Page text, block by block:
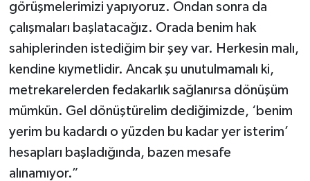
görüşmelerimizi yapıyoruz. Ondan sonra da
çalışmaları başlatacağız. Orada benim hak
sahiplerinden istediğim bir şey var. Herkesin malı,
kendine kıymetlidir. Ancak şu unutulmamalı ki,
metrekarelerden fedakarlık sağlanırsa dönüşüm
mümkün. Gel dönüştürelim dediğimizde, ‘benim
yerim bu kadardı o yüzden bu kadar yer isterim’
hesapları başladığında, bazen mesafe
alınamıyor.”